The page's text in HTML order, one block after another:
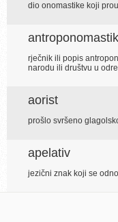
dio onomastike koji
rječnik ili popis
narodu ili društvu u
aorist
prošlo svršeno
apelativ
jezični znak koji se